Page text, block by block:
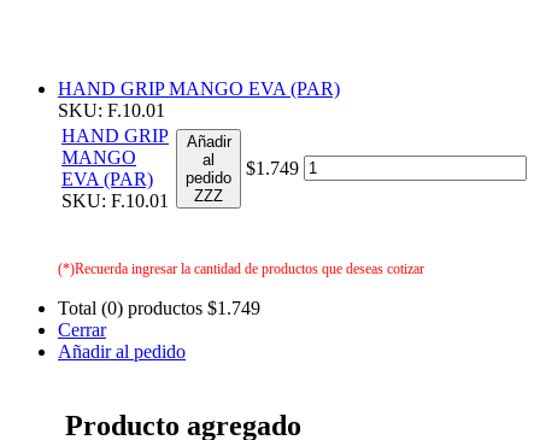
HAND GRIP MANGO EVA (PAR)
SKU: F.10.01
HAND GRIP
MANGO
EVA (PAR)
SKU: F.10.01
Añadir
al
pedido
ZZZ
$1.749
(*)Recuerda ingresar la cantidad de productos que deseas cotizar
Total (0) productos $1.749
Cerrar
Añadir al pedido
Producto agregado